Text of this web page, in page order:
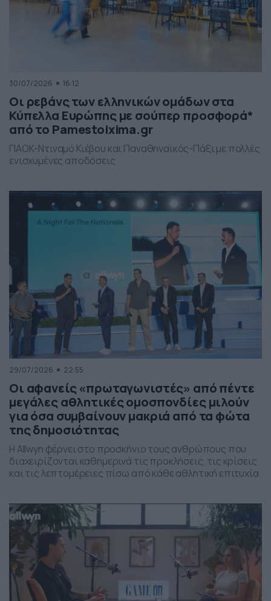
30/07/2026 16:12
Οι ρεβάνς των ελληνικών ομάδων στα
Κύπελλα Ευρώπης με σούπερ προσφορά*
από το Pamestoixima.gr
ΠΑΟΚ-Ντιναμό Κιέβου και Παναθηναϊκός-Πάξι με πολλές
ενισχυμένες αποδόσεις
29/07/2026 22:55
Οι αφανείς «πρωταγωνιστές» από πέντε
μεγάλες αθλητικές ομοσπονδίες μιλούν
για όσα συμβαίνουν μακριά από τα φώτα
της δημοσιότητας
Η Allwyn φέρνει στο προσκήνιο τους ανθρώπους που
διαχειρίζονται καθημερινά τις προκλήσεις, τις κρίσεις
και τις λεπτομέρειες πίσω από κάθε αθλητική επιτυχία